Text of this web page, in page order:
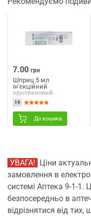
7.00 грн
Шприц 5 мл
ін'єкційний
одноразовий
трикомпонентний
стерильний з 2
голками 23G (0,6 мм х
30 мм) та 22G (0,7 мм х
40 мм) Angelmed
19
До кошика
УВАГА!
Ціни
замовлення в
системі Аптека 9-1-1.
безпосередньо в
відрізнятися від тих,